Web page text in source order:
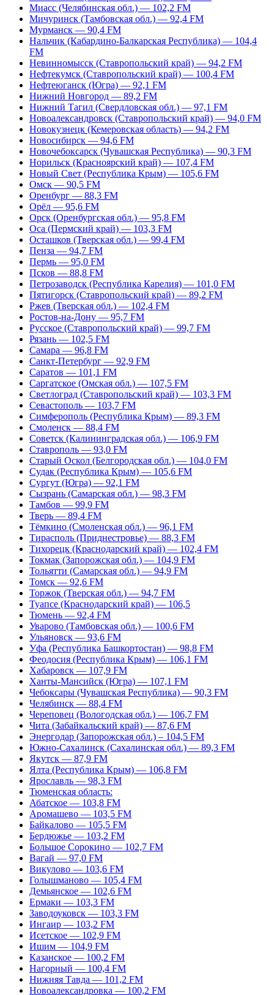
Миасс (Челябинская обл.) — 102,2 FM
Мичуринск (Тамбовская обл.) — 92,4 FM
Мурманск — 90,4 FM
Нальчик (Кабардино-Балкарская Республика) — 104,4
FM
Невинномысск (Ставропольский край) — 94,2 FM
Нефтекумск (Ставропольский край) — 100,4 FM
Нефтеюганск (Югра) — 92,1 FM
Нижний Новгород — 89,2 FM
Нижний Тагил (Свердловская обл.) — 97,1 FM
Новоалександровск (Ставропольский край) — 94,0 FM
Новокузнецк (Кемеровская область) — 94,2 FM
Новосибирск — 94,6 FM
Новочебоксарск (Чувашская Республика) — 90,3 FM
Норильск (Красноярский край) — 107,4 FM
Новый Свет (Республика Крым) — 105,6 FM
Омск — 90,5 FM
Оренбург — 88,3 FM
Орёл — 95,6 FM
Орск (Оренбургская обл.) — 95,8 FM
Оса (Пермский край) — 103,3 FM
Осташков (Тверская обл.) — 99,4 FM
Пенза — 94,7 FM
Пермь — 95,0 FM
Псков — 88,8 FM
Петрозаводск (Республика Карелия) — 101,0 FM
Пятигорск (Ставропольский край) — 89,2 FM
Ржев (Тверская обл.) — 102,4 FM
Ростов-на-Дону — 95,7 FM
Русское (Ставропольский край) — 99,7 FM
Рязань — 102,5 FM
Самара — 96,8 FM
Санкт-Петербург — 92,9 FM
Саратов — 101,1 FM
Саргатское (Омская обл.) — 107,5 FM
Светлоград (Ставропольский край) — 103,3 FM
Севастополь — 103,7 FM
Симферополь (Республика Крым) — 89,3 FM
Смоленск — 88,4 FM
Советск (Калининградская обл.) — 106,9 FM
Ставрополь — 93,0 FM
Старый Оскол (Белгородская обл.) — 104,0 FM
Судак (Республика Крым) — 105,6 FM
Сургут (Югра) — 92,1 FM
Сызрань (Самарская обл.) — 98,3 FM
Тамбов — 99,9 FM
Тверь — 89,4 FM
Тёмкино (Смоленская обл.) — 96,1 FM
Тирасполь (Приднестровье) — 88,3 FM
Тихорецк (Краснодарский край) — 102,4 FM
Токмак (Запорожская обл.) — 104,9 FM
Тольятти (Самарская обл.) — 94,9 FM
Томск — 92,6 FM
Торжок (Тверская обл.) — 94,7 FM
Туапсе (Краснодарский край) — 106,5
Тюмень — 92,4 FM
Уварово (Тамбовская обл.) — 100,6 FM
Ульяновск — 93,6 FM
Уфа (Республика Башкортостан) — 98,8 FM
Феодосия (Республика Крым) — 106,1 FM
Хабаровск — 107,9 FM
Ханты-Мансийск (Югра) — 107,1 FM
Чебоксары (Чувашская Республика) — 90,3 FM
Челябинск — 88,4 FM
Череповец (Вологодская обл.) — 106,7 FM
Чита (Забайкальский край) — 87,6 FM
Энергодар (Запорожская обл.) – 104,5 FM
Южно-Сахалинск (Сахалинская обл.) — 89,3 FM
Якутск — 87,9 FM
Ялта (Республика Крым) — 106,8 FM
Ярославль — 98,3 FM
Тюменская область:
Абатское — 103,8 FM
Аромашево — 103,5 FM
Байкалово — 105,5 FM
Бердюжье — 103,2 FM
Большое Сорокино — 102,7 FM
Вагай — 97,0 FM
Викулово — 103,6 FM
Голышманово — 105,4 FM
Демьянское — 102,6 FM
Ермаки — 103,3 FM
Заводоуковск — 103,3 FM
Ингаир — 103,2 FM
Исетское — 102,9 FM
Ишим — 104,9 FM
Казанское — 100,2 FM
Нагорный — 100,4 FM
Нижняя Тавда — 101,2 FM
Новоалександровка — 100,2 FM